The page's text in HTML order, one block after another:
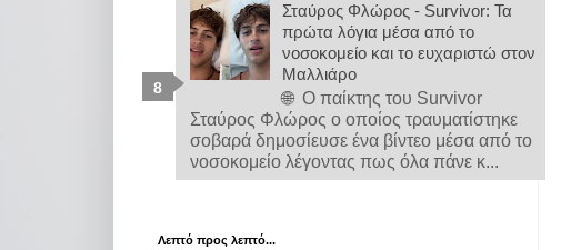
Σταύρος Φλώρος - Survivor: Τα
πρώτα λόγια μέσα από το
νοσοκομείο και το ευχαριστώ στον
Μαλλιάρο
🌐 Ο παίκτης του Survivor
Σταύρος Φλώρος ο οποίος τραυματίστηκε
σοβαρά δημοσίευσε ένα βίντεο μέσα από το
νοσοκομείο λέγοντας πως όλα πάνε κ...
Λεπτό προς λεπτό...